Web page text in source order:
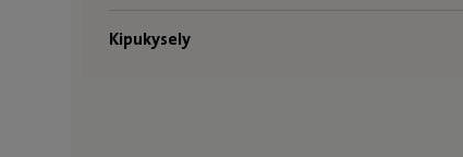
Kipukysely